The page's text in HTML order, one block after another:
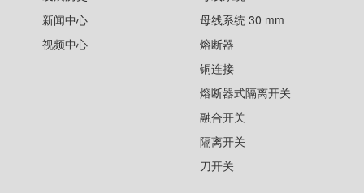
新闻中心
视频中心
母线系统 30 mm
熔断器
铜连接
熔断器式隔离开关
融合开关
隔离开关
刀开关